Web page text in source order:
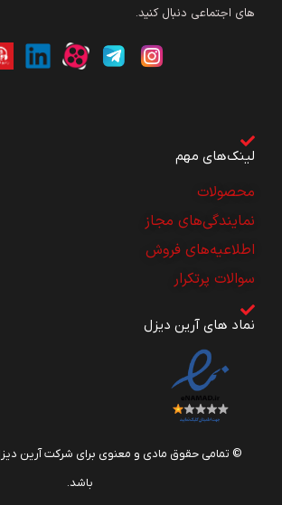
های اجتماعی دنبال کنید.
لینک‌های مهم
محصولات
نمایندگی‌های مجاز
اطلاعیه‌های فروش
سوالات پرتکرار
نماد های آرین دیزل
© تمامی حقوق مادی و معنوی برای شرکت آرین
باشد.